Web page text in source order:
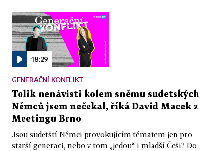
18:29
GENERAČNÍ KONFLIKT
Tolik nenávisti kolem sněmu sudetských
Němců jsem nečekal, říká David Macek z
Meetingu Brno
Jsou sudetští Němci provokujícím tématem jen pro
starší generaci, nebo v tom „jedou“ i mladší Češi? Do